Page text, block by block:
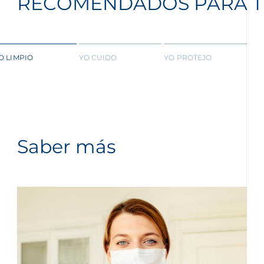
LIMPIO YO CUIDO YO PROTEJO
Saber más